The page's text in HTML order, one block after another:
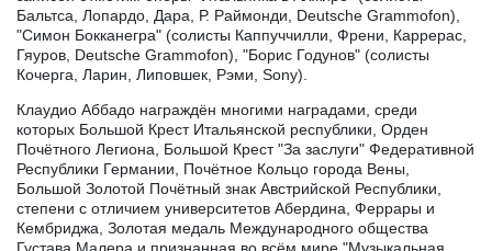
Бальтса, Лопардо, Дара, Р. Раймонди, Deutsche Grammofon),
"Симон Бокканегра" (солисты Каппуччилли, Френи, Каррерас,
Гяуров, Deutsche Grammofon), "Борис Годунов" (солисты
Кочерга, Ларин, Липовшек, Рэми, Sony).
Клаудио Аббадо награждён многими наградами, среди
которых Большой Крест Итальянской республики, Орден
Почётного Легиона, Большой Крест "За заслуги" Федеративной
Республики Германии, Почётное Кольцо города Вены,
Большой Золотой Почётный знак Австрийской Республики,
степени с отличием университетов Абердина, Феррары и
Кембриджа, Золотая медаль Международного общества
Густава Малера и признанная во всём мире "Музыкальная